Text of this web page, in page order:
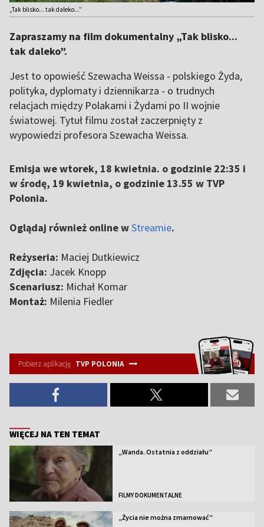
„Tak blisko... tak daleko...”
Zapraszamy na film dokumentalny „Tak blisko...
tak daleko”.
Jest to opowieść Szewacha Weissa - polskiego Żyda,
polityka, dyplomaty i dziennikarza - o trudnych
relacjach między Polakami i Żydami po II wojnie
światowej. Tytuł filmu został zaczerpnięty z
wypowiedzi profesora Szewacha Weissa.
Emisja we wtorek, 18 kwietnia. o godzinie 22:35 i
w środę, 19 kwietnia, o godzinie 13.55 w TVP
Polonia.
Oglądaj również online wStreamie.
Reżyseria: Maciej Dutkiewicz
Zdjęcia: Jacek Knopp
Scenariusz: Michał Komar
Montaż: Milenia Fiedler
Pobierz aplikację TVP POLONIA
WIĘCEJ NA TEN TEMAT
„Wanda. Ostatnia z oddziału”
FILMY DOKUMENTALNE
„Życia nie można zmarnować”